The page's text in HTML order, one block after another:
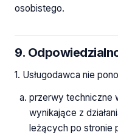
osobistego.
9.
1. Usługodawca nie
przerwy techniczne
wynikające z
leżących po stronie